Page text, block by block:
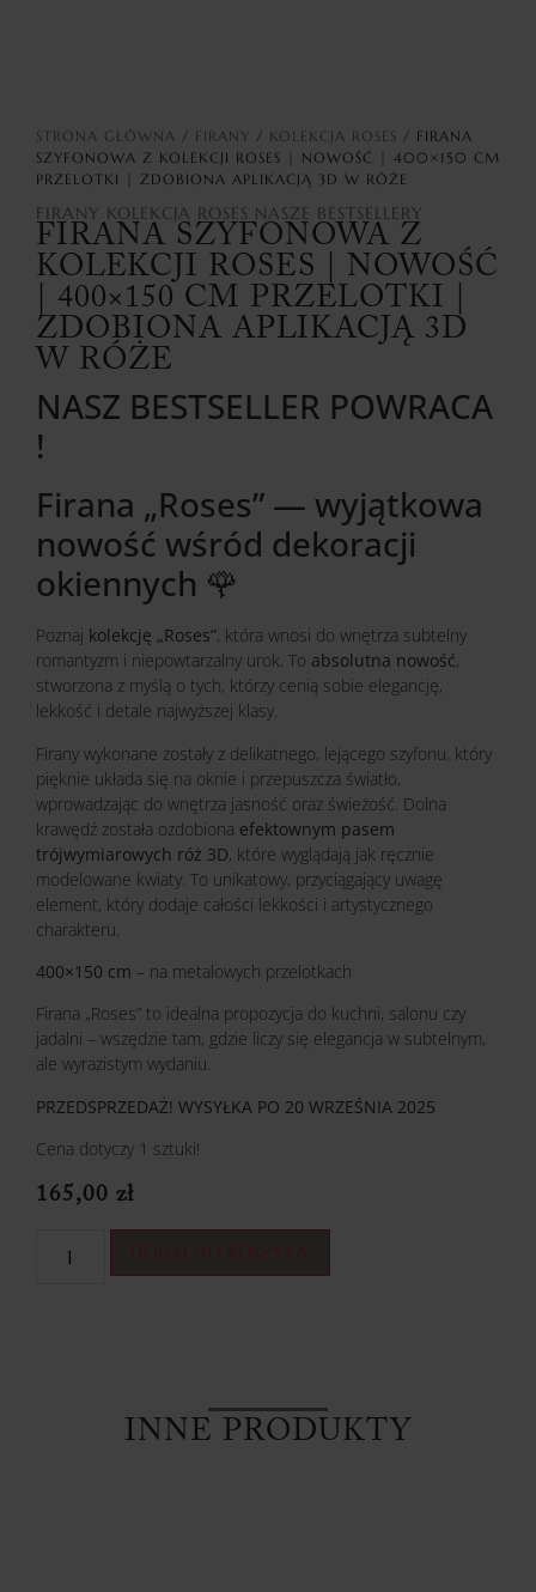
STRONA GŁÓWNA / FIRANY / KOLEKCJA ROSES / FIRANA
SZYFONOWA Z KOLEKCJI ROSES | NOWOŚĆ | 400×150 CM
PRZELOTKI | ZDOBIONA APLIKACJĄ 3D W RÓŻE
FIRANY KOLEKCJA ROSES NASZE BESTSELLERY
FIRANA SZYFONOWA Z
KOLEKCJI ROSES | NOWOŚĆ
| 400×150 CM PRZELOTKI |
ZDOBIONA APLIKACJĄ 3D
W RÓŻE
NASZ BESTSELLER POWRACA
!
Firana „Roses” — wyjątkowa
nowość wśród dekoracji
okiennych 🌹
Poznaj kolekcję „Roses”, która wnosi do wnętrza subtelny
romantyzm i niepowtarzalny urok. To absolutna nowość,
stworzona z myślą o tych, którzy cenią sobie elegancję,
lekkość i detale najwyższej klasy.
Firany wykonane zostały z delikatnego, lejącego szyfonu, który
pięknie układa się na oknie i przepuszcza światło,
wprowadzając do wnętrza jasność oraz świeżość. Dolna
krawędź została ozdobiona efektownym pasem
trójwymiarowych róż 3D, które wyglądają jak ręcznie
modelowane kwiaty. To unikatowy, przyciągający uwagę
element, który dodaje całości lekkości i artystycznego
charakteru.
400×150 cm – na metalowych przelotkach
Firana „Roses” to idealna propozycja do kuchni, salonu czy
jadalni – wszędzie tam, gdzie liczy się elegancja w subtelnym,
ale wyrazistym wydaniu.
PRZEDSPRZEDAŻ! WYSYŁKA PO 20 WRZEŚNIA 2025
Cena dotyczy 1 sztuki!
165,00 zł
INNE PRODUKTY